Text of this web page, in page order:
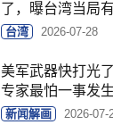
了，曝台湾当局
台湾 2026-07-28
美军武器快打光
专家最怕一事发生
新闻解画 2026-07-